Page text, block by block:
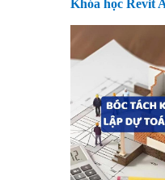
Khóa học Revit